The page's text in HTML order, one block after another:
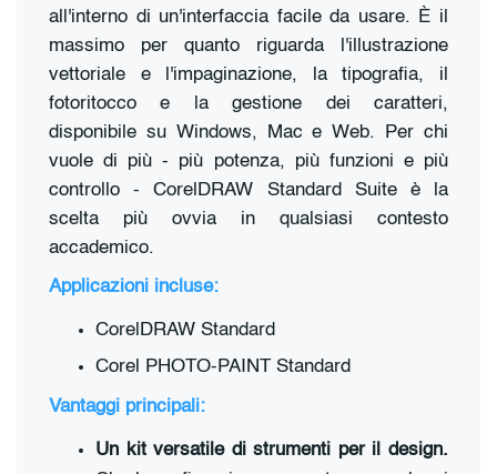
all'interno di un'interfaccia facile da usare. È il
massimo per quanto riguarda l'illustrazione
vettoriale e l'impaginazione, la tipografia, il
fotoritocco e la gestione dei caratteri,
disponibile su Windows, Mac e Web. Per chi
vuole di più - più potenza, più funzioni e più
controllo - CorelDRAW Standard Suite è la
scelta più ovvia in qualsiasi contesto
accademico.
Applicazioni incluse:
CorelDRAW Standard
Corel PHOTO-PAINT Standard
Vantaggi principali:
Un kit versatile di strumenti per il design.